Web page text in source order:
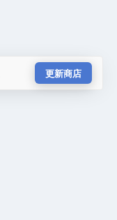
更新商店